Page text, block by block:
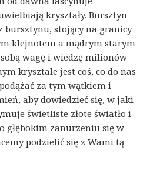
kryształy. Bursztyn
bursztynu, stojący na granicy
klejnotem a mądrym starym
wagę i wiedzę milionów
krysztale jest coś, co do nas
za tym wątkiem i
aby dowiedzieć się, w jaki
świetliste złote światło i
głębokim zanurzeniu się w
podzielić się z Wami tą